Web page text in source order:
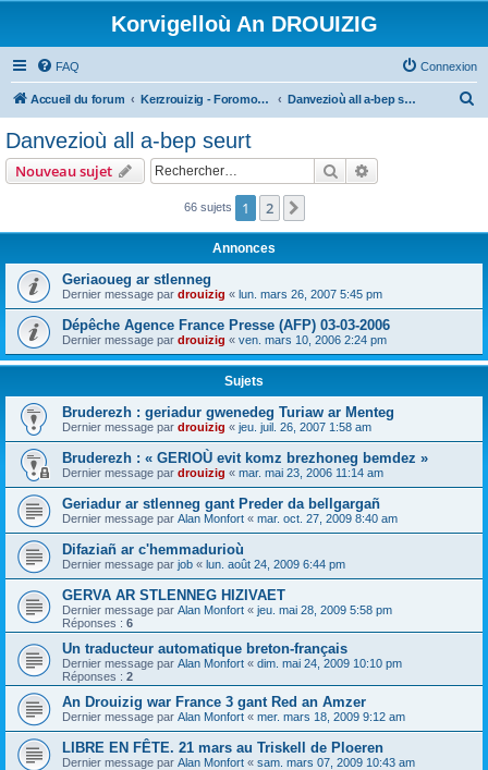
Korvigelloù An DROUIZIG
FAQ Connexion
Accueil du forum Kerzrouizig - Foromoù An Drouizig Danvezioù all a-bep seurt
e
Danvezioù all a-bep seurt
Nouveau sujet Rechercher
66 sujets 1 2
Annonces
Geriaoueg ar stlenneg
Dernier message par drouizig « lun. mars 26, 2007 5:45 pm
Dépêche Agence France Presse (AFP) 03-03-2006
Dernier message par drouizig « ven. mars 10, 2006 2:24 pm
Sujets
Bruderezh : geriadur gwenedeg Turiaw ar Menteg
Dernier message par drouizig « jeu. juil. 26, 2007 1:58 am
Bruderezh : « GERIOÙ evit komz brezhoneg bemdez »
Dernier message par drouizig « mar. mai 23, 2006 11:14 am
Geriadur ar stlenneg gant Preder da bellgargañ
Dernier message par Alan Monfort « mar. oct. 27, 2009 8:40 am
Difaziañ ar c'hemmadurioù
Dernier message par job « lun. août 24, 2009 6:44 pm
GERVA AR STLENNEG HIZIVAET
Dernier message par Alan Monfort « jeu. mai 28, 2009 5:58 pm
Réponses : 6
Un traducteur automatique breton-français
Dernier message par Alan Monfort « dim. mai 24, 2009 10:10 pm
Réponses : 2
An Drouizig war France 3 gant Red an Amzer
Dernier message par Alan Monfort « mer. mars 18, 2009 9:12 am
LIBRE EN FÊTE. 21 mars au Triskell de Ploeren
Dernier message par Alan Monfort « sam. mars 07, 2009 10:43 am